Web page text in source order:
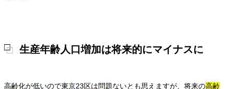
生産年齢人口増加は将来的にマイナスに
高齢化が低いので東京23区は問題ないとも思えますが、将来の高齢